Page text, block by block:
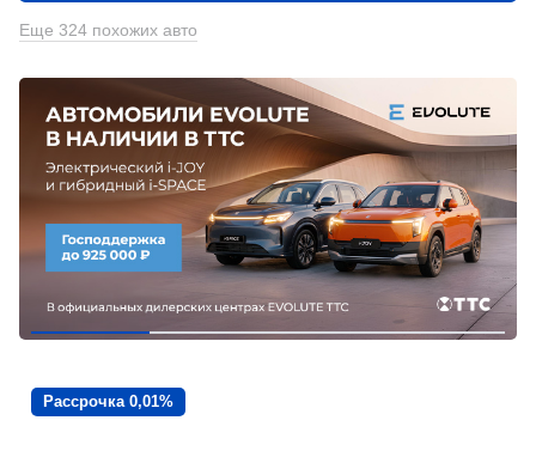
Еще 324 похожих авто
Рассрочка 0,01%